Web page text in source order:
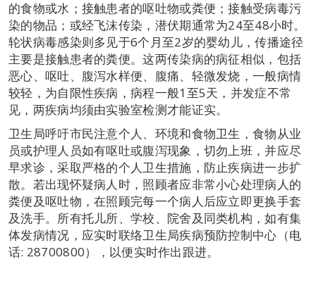
的食物或水；接触患者的呕吐物或粪便；接触受病毒污
染的物品；或经飞沫传染，潜伏期通常为24至48小时。
轮状病毒感染则多见于6个月至2岁的婴幼儿，传播途径
主要是接触患者的粪便。这两传染病的病征相似，包括
恶心、呕吐、腹泻水样便、腹痛、轻微发烧，一般病情
较轻，为自限性疾病，病程一般1至5天，并发症不常
见，两疾病均须由实验室检测才能证实。
卫生局呼吁市民注意个人、环境和食物卫生，食物从业
员或护理人员如有呕吐或腹泻现象，切勿上班，并应尽
早求诊，采取严格的个人卫生措施，防止疾病进一步扩
散。若出现怀疑病人时，照顾者应非常小心处理病人的
粪便及呕吐物，在照顾完每一个病人后应立即更换手套
及洗手。所有托儿所、学校、院舍及同类机构，如有集
体发病情况，应实时联络卫生局疾病预防控制中心（电
话: 28700800），以便实时作出跟进。